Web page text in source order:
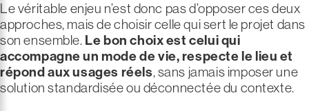
Le véritable enjeu n’est donc pas d’opposer ces deux
approches, mais de choisir celle qui sert le projet dans
son ensemble. Le bon choix est celui qui
accompagne un mode de vie, respecte le lieu et
répond aux usages réels, sans jamais imposer une
solution standardisée ou déconnectée du contexte.